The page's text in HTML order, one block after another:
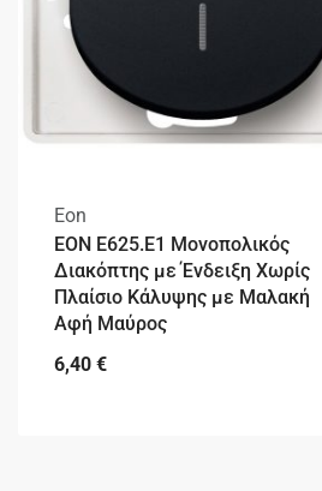
Eon
EON E625.E1 Μονοπολικός
Διακόπτης με Ένδειξη Χωρίς
Πλαίσιο Κάλυψης με Μαλακή
Αφή Μαύρος
6,40 €